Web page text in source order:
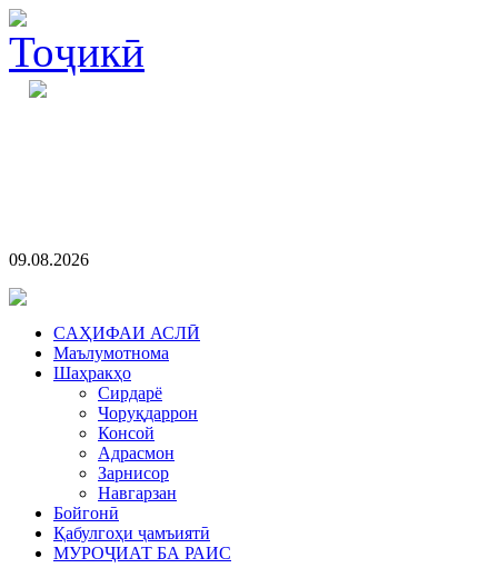
09.08.2026
CАҲИФАИ АСЛӢ
Маълумотнома
Шаҳракҳо
Сирдарё
Чоруқдаррон
Консой
Адрасмон
Зарнисор
Навгарзан
Бойгонӣ
Қабулгоҳи ҷамъиятӣ
МУРОҶИАТ БА РАИС